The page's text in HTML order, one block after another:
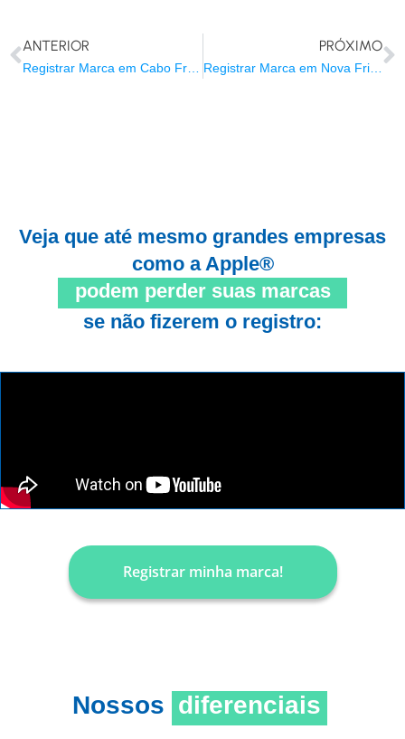
ANTERIOR PRÓXIMO
Registrar Marca em Nova Friburgo/RJ
Veja que até mesmo grandes empresas
como a Apple®
podem perder suas marcas
se não fizerem o registro:
Registrar minha marca!
Nossos diferenciais